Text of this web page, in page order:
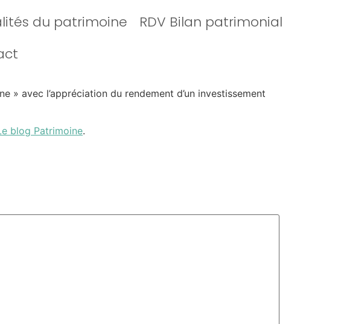
du patrimoine
RDV Bilan patrimonial
avec l’appréciation du rendement d’un investissement
blog Patrimoine.